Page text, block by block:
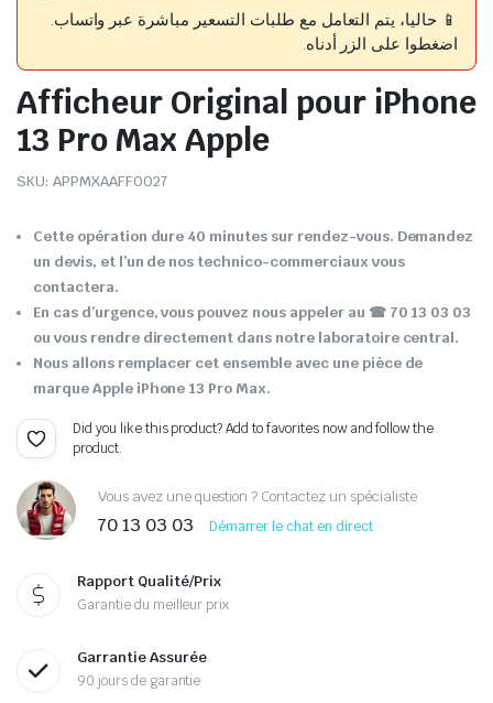
📱 حاليا، يتم التعامل مع طلبات التسعير مباشرة عبر واتساب.
اضغطوا على الزر أدناه.
Afficheur Original pour iPhone
13 Pro Max Apple
SKU: APPMXAAFF0027
Cette opération dure 40 minutes sur rendez-vous. Demandez
un devis, et l’un de nos technico-commerciaux vous
contactera.
En cas d’urgence, vous pouvez nous appeler au ☎ 70 13 03 03
ou vous rendre directement dans notre laboratoire central.
Nous allons remplacer cet ensemble avec une pièce de
marque Apple iPhone 13 Pro Max.
Did you like this product? Add to favorites now and follow the
product.
Vous avez une question ? Contactez un spécialiste
70 13 03 03 Démarrer le chat en direct
Rapport Qualité/Prix
Garantie du meilleur prix
Garrantie Assurée
90 jours de garantie